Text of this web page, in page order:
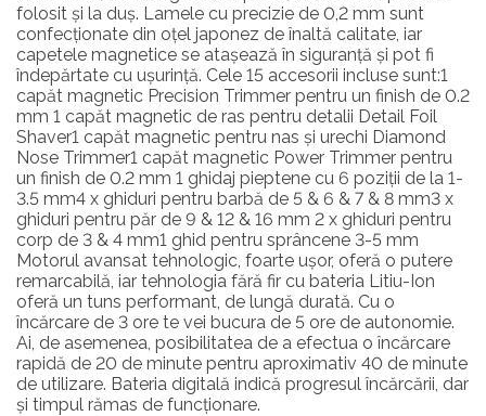
folosit și la duș. Lamele cu precizie de 0,2 mm sunt
confecționate din oțel japonez de înaltă calitate, iar
capetele magnetice se atașează în siguranță și pot fi
îndepărtate cu ușurință. Cele 15 accesorii incluse sunt:1
capăt magnetic Precision Trimmer pentru un finish de 0.2
mm 1 capăt magnetic de ras pentru detalii Detail Foil
Shaver1 capăt magnetic pentru nas și urechi Diamond
Nose Trimmer1 capăt magnetic Power Trimmer pentru
un finish de 0.2 mm 1 ghidaj pieptene cu 6 poziții de la 1-
3.5 mm4 x ghiduri pentru barbă de 5 & 6 & 7 & 8 mm3 x
ghiduri pentru păr de 9 & 12 & 16 mm 2 x ghiduri pentru
corp de 3 & 4 mm1 ghid pentru sprâncene 3-5 mm
Motorul avansat tehnologic, foarte ușor, oferă o putere
remarcabilă, iar tehnologia fără fir cu bateria Litiu-Ion
oferă un tuns performant, de lungă durată. Cu o
încărcare de 3 ore te vei bucura de 5 ore de autonomie.
Ai, de asemenea, posibilitatea de a efectua o încărcare
rapidă de 20 de minute pentru aproximativ 40 de minute
de utilizare. Bateria digitală indică progresul încărcării, dar
și timpul rămas de funcționare.